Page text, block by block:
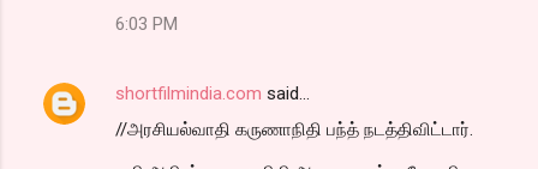
6:03 PM
shortfilmindia.com said…
//அரசியல்வாதி கருணாநிதி பந்த் நடத்திவிட்டார்.